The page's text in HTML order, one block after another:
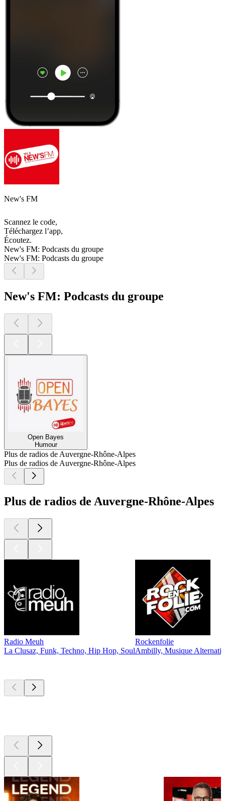
New's FM
Scannez le code,
Téléchargez l’app,
Écoutez.
New's FM: Podcasts du groupe
New's FM: Podcasts du groupe
New's FM: Podcasts du groupe
Open Bayes
Humour
Plus de radios de Auvergne-Rhône-Alpes
Plus de radios de Auvergne-Rhône-Alpes
Plus de radios de Auvergne-Rhône-Alpes
Radio Meuh
La Clusaz, Funk, Techno, Hip Hop, Soul
Rockenfolie
Ambilly, Musique